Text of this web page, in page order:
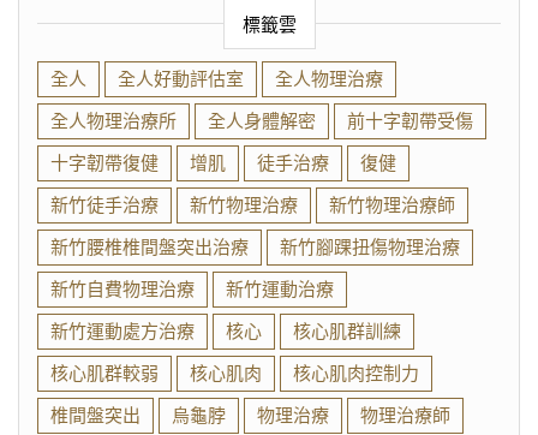
標籤雲
全人 全人好動評估室
全人物理治療
全人物理治療所
全人身體解密
前十字韌帶受傷
十字韌帶復健
增肌 徒手治療
復健
新竹徒手治療
新竹物理治療
新竹物理治療師
新竹腰椎椎間盤突出治療
新竹腳踝扭傷物理治療
新竹自費物理治療
新竹運動治療
新竹運動處方治療
核心
核心肌群訓練
核心肌群較弱
核心肌肉
核心肌肉控制力
椎間盤突出
烏龜脖 物理治療 物理治療師